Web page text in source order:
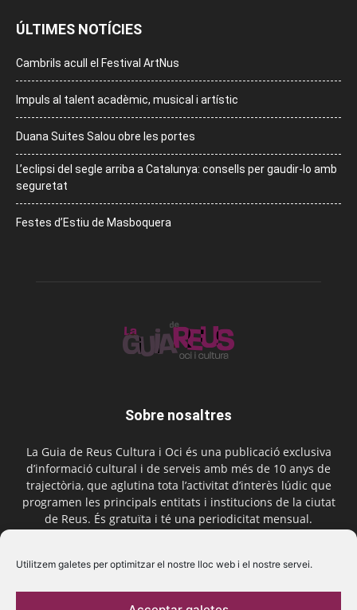
Utilitzem galetes per optimitzar el nostre lloc web i el nostre servei.
ÚLTIMES NOTÍCIES
Cambrils acull el Festival ArtNus
Impuls al talent acadèmic, musical i artístic
Duana Suites Salou obre les portes
L’eclipsi del segle arriba a Catalunya: consells per gaudir-lo amb
seguretat
Festes d’Estiu de Masboquera
Sobre nosaltres
La Guia de Reus Cultura i Oci és una publicació exclusiva
d’informació cultural i de serveis amb més de 10 anys de
trajectòria, que aglutina tota l’activitat d’interès lúdic que
programen les principals entitats i institucions de la ciutat
de Reus. És gratuïta i té una periodicitat mensual.